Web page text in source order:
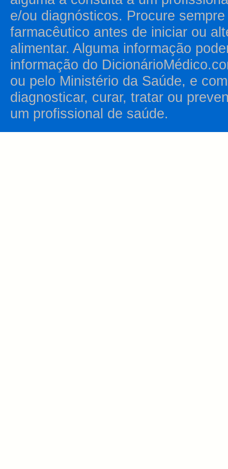
e/ou diagnósticos. Procure
farmacêutico antes de iniciar ou
alimentar. Alguma informação
informação do
ou pelo Ministério da Saúde, e
diagnosticar, curar, tratar ou
um profissional de saúde.